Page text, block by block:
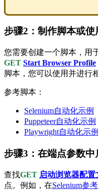
步骤2：制作脚本或使
您需要创建一个脚本，用
GET Start Browser Profile
脚本，您可以使用并进行
参考脚本：
Selenium自动化示例
Puppeteer自动化示例
Playwright自动化示例
步骤3：在端点参数
查找GET 启动浏览器配置
点。例如，在Selenium参